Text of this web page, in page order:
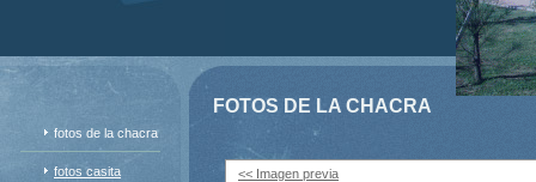
fotos de la chacra
fotos casita
FOTOS DE LA CHACRA
<< Imagen previa